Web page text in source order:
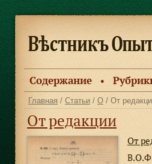
Содержание ●
Главная / Статьи / О / От
От редакции
От